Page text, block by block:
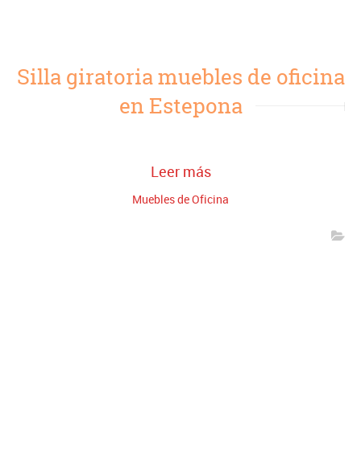
Silla giratoria muebles de oficina
en Estepona
Leer más
Muebles de Oficina